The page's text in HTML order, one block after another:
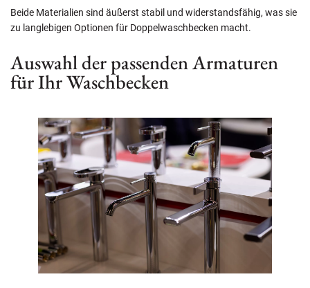
Beide Materialien sind äußerst stabil und widerstandsfähig, was sie
zu langlebigen Optionen für Doppelwaschbecken macht.
Auswahl der passenden Armaturen
für Ihr Waschbecken